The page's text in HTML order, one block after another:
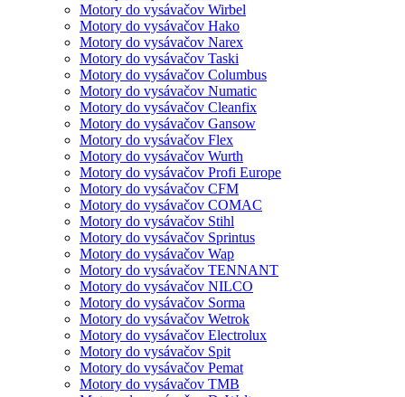
Motory do vysávačov Wirbel
Motory do vysávačov Hako
Motory do vysávačov Narex
Motory do vysávačov Taski
Motory do vysávačov Columbus
Motory do vysávačov Numatic
Motory do vysávačov Cleanfix
Motory do vysávačov Gansow
Motory do vysávačov Flex
Motory do vysávačov Wurth
Motory do vysávačov Profi Europe
Motory do vysávačov CFM
Motory do vysávačov COMAC
Motory do vysávačov Stihl
Motory do vysávačov Sprintus
Motory do vysávačov Wap
Motory do vysávačov TENNANT
Motory do vysávačov NILCO
Motory do vysávačov Sorma
Motory do vysávačov Wetrok
Motory do vysávačov Electrolux
Motory do vysávačov Spit
Motory do vysávačov Pemat
Motory do vysávačov TMB